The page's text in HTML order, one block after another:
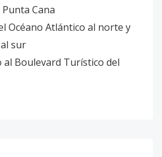
Cana
Océano Atlántico al norte y
sur
al Boulevard Turístico del